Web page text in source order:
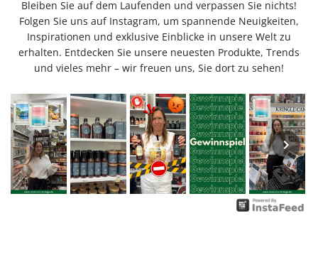
Bleiben Sie auf dem Laufenden und verpassen Sie nichts!
Folgen Sie uns auf Instagram, um spannende Neuigkeiten,
Inspirationen und exklusive Einblicke in unsere Welt zu
erhalten. Entdecken Sie unsere neuesten Produkte, Trends
und vieles mehr – wir freuen uns, Sie dort zu sehen!